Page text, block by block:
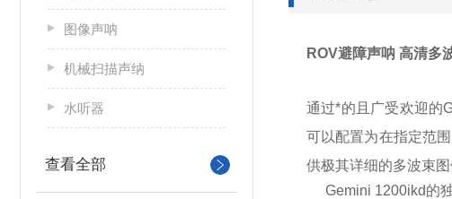
图像声呐
机械扫描声纳
水听器
查看全部
ROV避障声呐 高清多
通过*的且广受欢迎的
可以配置为在指定范
供极其详细的多波束
Gemini 1200ikd的独